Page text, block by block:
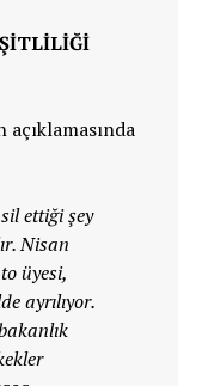
ettiği şey
Nisan
üyesi,
ayrılıyor.